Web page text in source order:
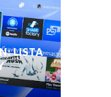
LISTA